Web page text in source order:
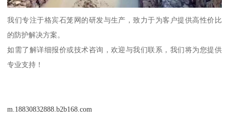
我们专注于格宾石笼网的研发与生产，致力于为客户提供高性价比
的防护解决方案。
如需了解详细报价或技术咨询，欢迎与我们联系，我们将为您提供
专业支持！
m.18830832888.b2b168.com